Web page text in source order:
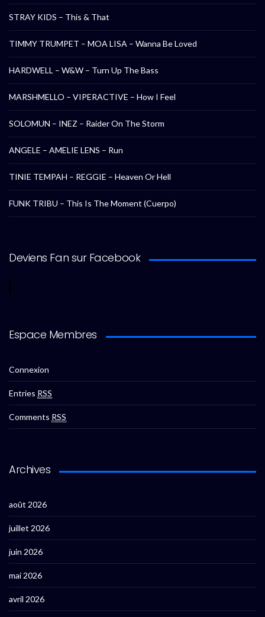
STRAY KIDS – This & That
TIMMY TRUMPET – MOA LISA – Wanna Be Loved
HARDWELL – W&W – Turn Up The Bass
MARSHMELLO – VIPERACTIVE – How I Feel
SOLOMUN – INEZ – Raider On The Storm
ANGELE – AMELIE LENS – Run
TINIE TEMPAH – REGGIE – Heaven Or Hell
FUNK TRIBU – This Is The Moment (Cuerpo)
Deviens Fan sur Facebook
Espace Membres
Connexion
Entries RSS
Comments RSS
Archives
août 2026
juillet 2026
juin 2026
mai 2026
avril 2026